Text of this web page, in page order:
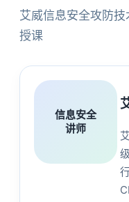
艾威信息安全攻防
授课
信息安全
讲师